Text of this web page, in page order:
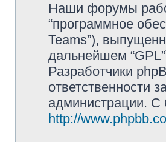
Наши форумы
“программное
Teams”),
дальнейшем
Разработчики
ответственности
администрации. С
http://